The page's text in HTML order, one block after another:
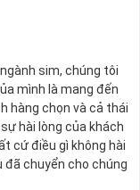
sim, chúng tôi
mình là mang đến
hàng chọn và cả thái
hài lòng của khách
cứ điều gì không hài
đã chuyển cho chúng